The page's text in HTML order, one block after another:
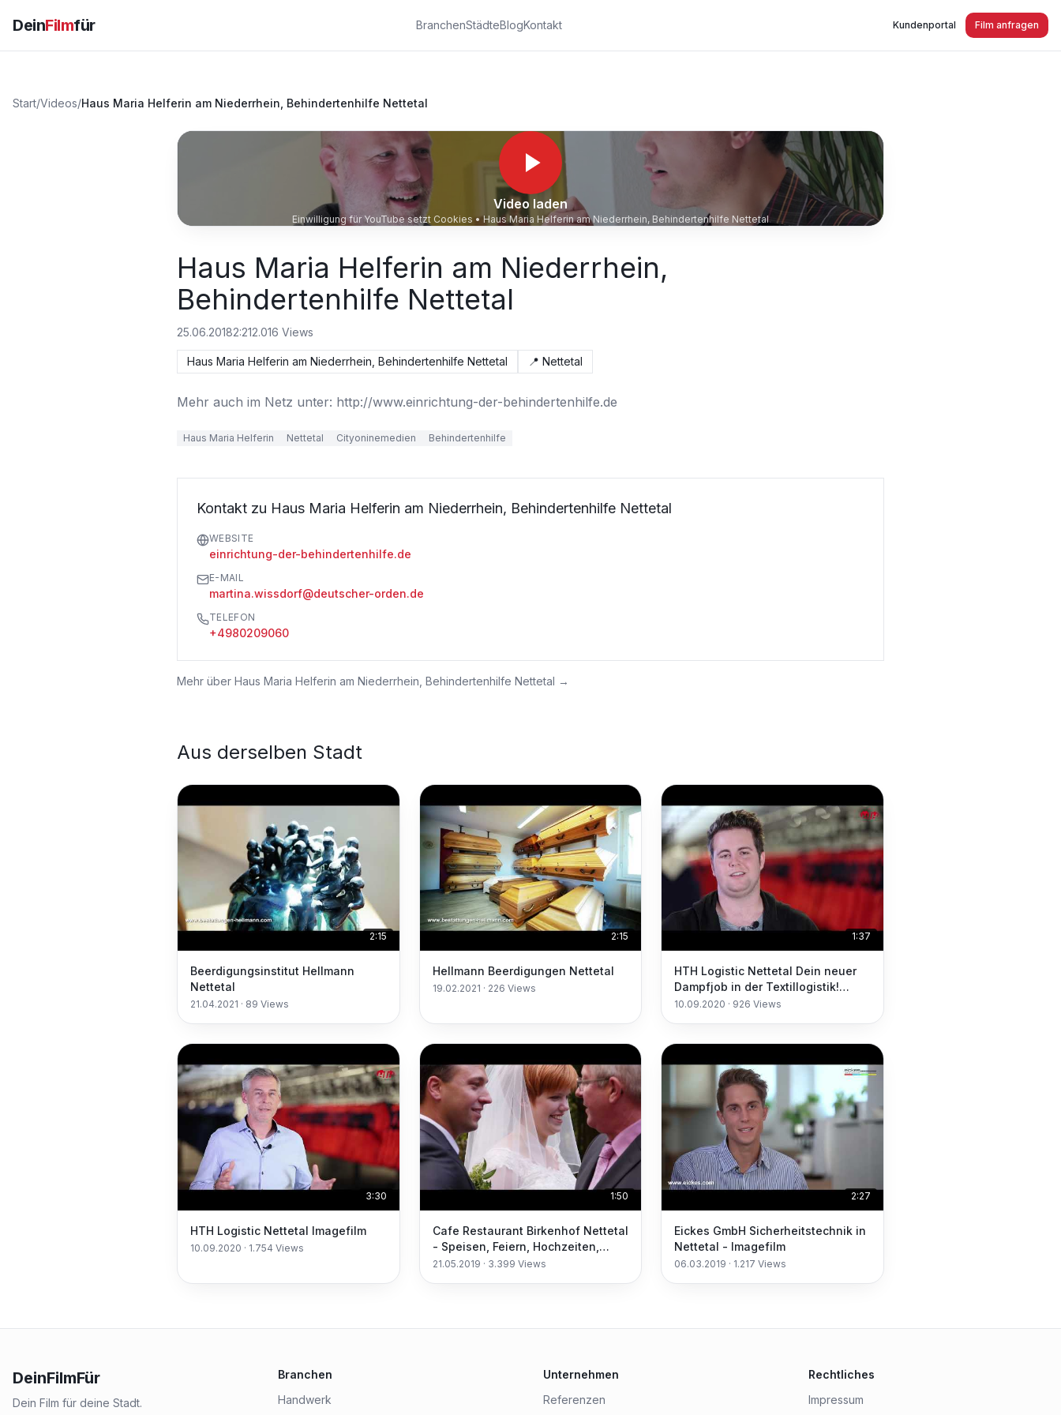
DeinFilmfür BranchenStädteBlogKontakt Kundenportal Film anfragen
Start/Videos/Haus Maria Helferin am Niederrhein, Behindertenhilfe Nettetal
Video laden
Einwilligung für YouTube setzt Cookies •Haus Maria Helferin am Niederrhein, Behindertenhilfe Nettetal
Haus Maria Helferin am Niederrhein,
Behindertenhilfe Nettetal
25.06.20182:212.016 Views
Haus Maria Helferin am Niederrhein, Behindertenhilfe Nettetal 📍 Nettetal
Mehr auch im Netz unter: http://www.einrichtung-der-behindertenhilfe.de
Haus Maria Helferin Nettetal Cityoninemedien Behindertenhilfe
Kontakt zu Haus Maria Helferin am Niederrhein, Behindertenhilfe Nettetal
WEBSITE
einrichtung-der-behindertenhilfe.de
E-MAIL
martina.wissdorf@deutscher-orden.de
TELEFON
+4980209060
Mehr über Haus Maria Helferin am Niederrhein, Behindertenhilfe Nettetal →
Aus derselben Stadt
2:15
Beerdigungsinstitut Hellmann
Nettetal
21.04.2021 · 89 Views
2:15
Hellmann Beerdigungen Nettetal
19.02.2021 · 226 Views
1:37
HTH Logistic Nettetal Dein neuer
Dampfjob in der Textillogistik!
Recruiting
10.09.2020 · 926 Views
3:30
HTH Logistic Nettetal Imagefilm
10.09.2020 · 1.754 Views
1:50
Cafe Restaurant Birkenhof Nettetal
- Speisen, Feiern, Hochzeiten,
Kegeln
21.05.2019 · 3.399 Views
2:27
Eickes GmbH Sicherheitstechnik in
Nettetal - Imagefilm
06.03.2019 · 1.217 Views
DeinFilmFür
Dein Film für deine Stadt.
Branchen
Handwerk
Unternehmen
Referenzen
Rechtliches
Impressum